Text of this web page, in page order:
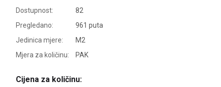
Dostupnost:
82
Pregledano:
961 puta
Jedinica mjere:
M2
Mjera za količinu:
PAK
Cijena za količinu: